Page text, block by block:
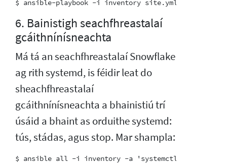
6. Bainistigh seachfhreastalaí
gcáithnínísneachta
Má tá an seachfhreastalaí Snowflake
ag rith systemd, is féidir leat do
sheachfhreastalaí
gcáithnínísneachta a bhainistiú trí
úsáid a bhaint as orduithe systemd:
tús, stádas, agus stop. Mar shampla: